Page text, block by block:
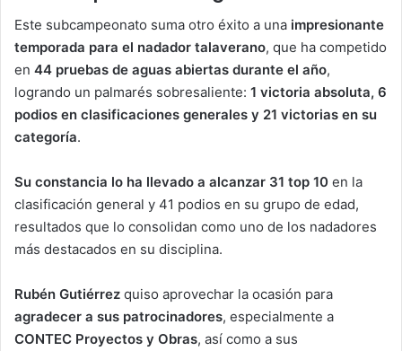
Este subcampeonato suma otro éxito a una impresionante
temporada para el nadador talaverano, que ha competido
en 44 pruebas de aguas abiertas durante el año,
logrando un palmarés sobresaliente: 1 victoria absoluta, 6
podios en clasificaciones generales y 21 victorias en su
categoría.
Su constancia lo ha llevado a alcanzar 31 top 10 en la
clasificación general y 41 podios en su grupo de edad,
resultados que lo consolidan como uno de los nadadores
más destacados en su disciplina.
Rubén Gutiérrez quiso aprovechar la ocasión para
agradecer a sus patrocinadores, especialmente a
CONTEC Proyectos y Obras, así como a sus